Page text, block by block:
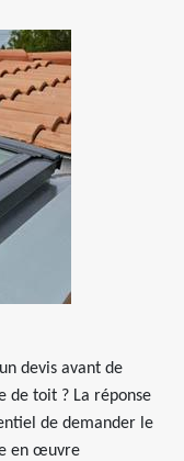
devis avant de
de toit ? La réponse
de demander le
en œuvre